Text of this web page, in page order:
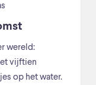
wereld:
vijftien
op het water.